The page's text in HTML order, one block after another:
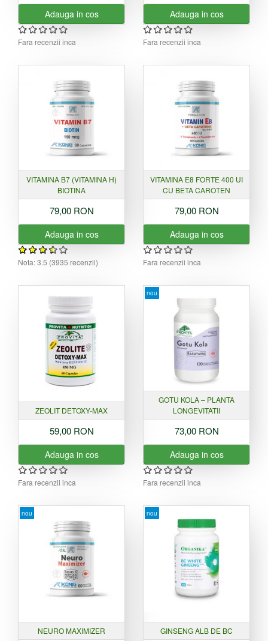
Adauga in cos
Fara recenzii inca
Adauga in cos
Fara recenzii inca
VITAMINA B7 (VITAMINA H)
BIOTINA
79,00 RON
Adauga in cos
Nota:3.5 (3935 recenzii)
VITAMINA E8 FORTE 400 UI
CU BETA CAROTEN
79,00 RON
Adauga in cos
Fara recenzii inca
ZEOLIT DETOXY-MAX
59,00 RON
Adauga in cos
Fara recenzii inca
nou
GOTU KOLA – PLANTA
LONGEVITATII
73,00 RON
Adauga in cos
Fara recenzii inca
nou
NEURO MAXIMIZER
nou
GINSENG ALB DE BC